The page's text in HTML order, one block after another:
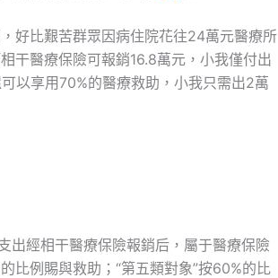
好比艱苦群眾因病住院花往24萬元醫療所
干醫療保險可報銷16.8萬元，小我僅付出
以享用70%的醫療救助，小我只需出2萬
出經相干醫療保險報銷后，屬于醫療保險
比例賜與救助；“第五類對象”按60%的比